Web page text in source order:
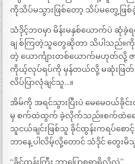
ကိုသိပ်မသွားဖြစ်တော့ သိပ်မတွေ့ဖြစ်
သံဒိုင့်ဘဝမှာ မိန်းမနှစ်ယောက်ပဲ ဆုံ
ချ စ်ကြတဲ့သူတွေဆိုတာ သိပါသည်။
တဲ့ ယောင်္ကျားတစ်ယောက်မဟုတ်လို့
ကိုယ့်လုပ်ရပ်ကို မှန်တယ်လို့ မဆုံးဖြတ်
လိပ်ပြာလုံချင်သူ…။
အိမ်ကို အရင်သွားပြီးပဲ မေမေဝယ်ခိုင်
မှ စက်ထဲထွက် ခဲ့လိုက်သည်။စက်ထဲရော
သူငယ်ချင်းဖြစ်သူ ခိုင်ထွန်းကရပ်စ
ဘာနေ့ ပါလိမ့်လို့တောင် သံဒိုင် တွေးမိ
“ခိုင်ထွန်းကြီး ဘာပြောစရာရှိလို့လဲ”